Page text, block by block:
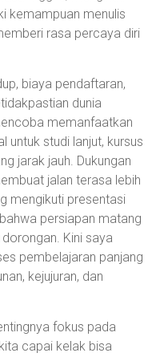
kemampuan menulis
rasa percaya diri
biaya pendaftaran,
dunia
memanfaatkan
untuk studi lanjut, kursus
jarak jauh. Dukungan
jalan terasa lebih
mengikuti presentasi
persiapan matang
Kini saya
pembelajaran panjang
kejujuran, dan
fokus pada
capai kelak bisa